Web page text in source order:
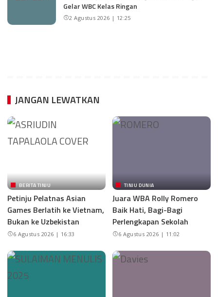
Gelar WBC Kelas Ringan
2 Agustus 2026 | 12:25
JANGAN LEWATKAN
BERITA TINJU
Petinju Pelatnas Asian
Games Berlatih ke Vietnam,
Bukan ke Uzbekistan
6 Agustus 2026 | 16:33
TINJU DUNIA
Juara WBA Rolly Romero
Baik Hati, Bagi-Bagi
Perlengkapan Sekolah
6 Agustus 2026 | 11:02